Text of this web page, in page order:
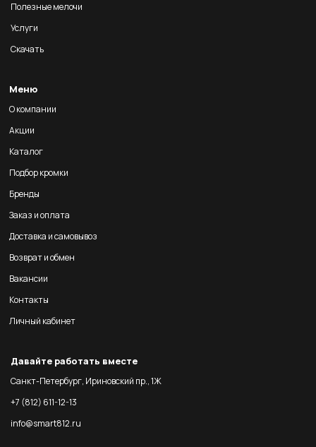
Полезные мелочи
Услуги
Скачать
Меню
О компании
Акции
Каталог
Подбор кромки
Бренды
Заказ и оплата
Доставка и самовывоз
Возврат и обмен
Вакансии
Контакты
Личный кабинет
Давайте работать вместе
Санкт-Петербург, Ириновский пр., 1Ж
+7 (812) 611-12-13
info@smart812.ru